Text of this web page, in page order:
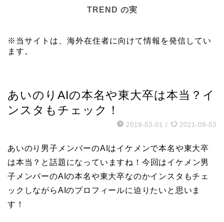
TREND の実
※当サイトは、海外在住者に向けて情報を発信してい
ます。
あいのりAIの本名や東大卒は本当？イ
ンスタもチェック！
2019-03-01 / 2021-09-03
あいのり男子メンバーのAIはイケメンで本名や東大卒
は本当？と話題になっていますね！今回はイケメン男
子メンバーのAIの本名や東大卒なのかインスタもチェ
ックしながらAIのプロフィールに迫りたいと思いま
す！